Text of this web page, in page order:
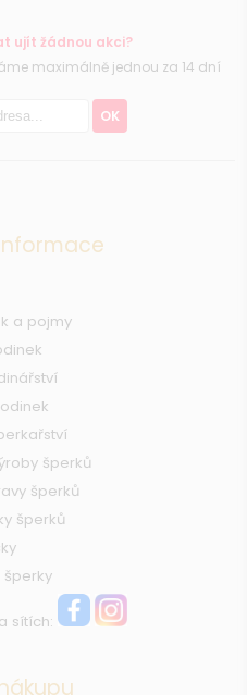
ujít žádnou akci?
maximálně jednou za 14 dní
OK
a pojmy
šperků
šperků
šperků
sítích: